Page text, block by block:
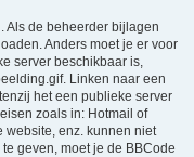
Als de beheerder bijlagen
Anders moet je er voor
server beschikbaar is,
Linken naar een
het een publieke server
zoals in: Hotmail of
website, enz. kunnen niet
geven, moet je de BBCode